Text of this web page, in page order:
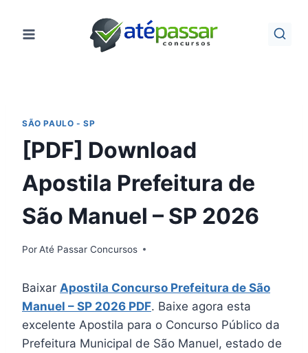
para
SÃO PAULO - SP
[PDF] Download
Apostila Prefeitura de
São Manuel – SP 2026
PorAté Passar Concursos
Baixar Apostila Concurso Prefeitura de São
Manuel – SP 2026 PDF. Baixe agora esta
excelente Apostila para o Concurso Público da
Prefeitura Municipal de São Manuel, estado de